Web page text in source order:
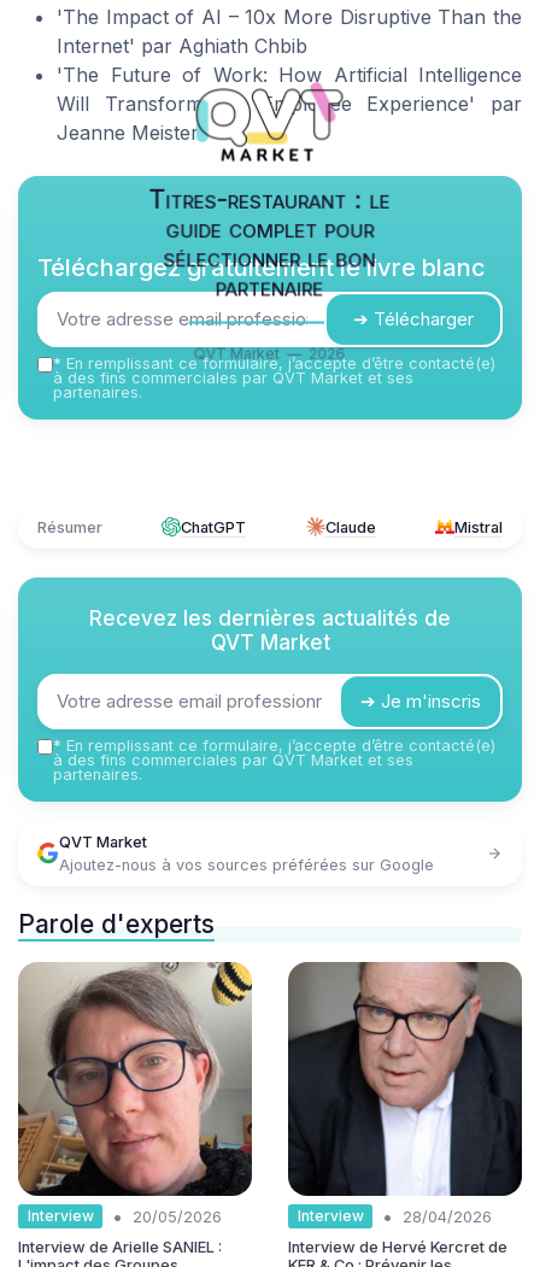
'The Impact of AI – 10x More Disruptive Than the
Internet' par Aghiath Chbib
'The Future of Work: How Artificial Intelligence
Will Transform the Employee Experience' par
Jeanne Meister
Titres-restaurant : le
guide complet pour
sélectionner le bon
partenaire
QVT Market — 2026
Téléchargez gratuitement le livre blanc
➔ Télécharger
* En remplissant ce formulaire, j’accepte d’être contacté(e)
à des fins commerciales par QVT Market et ses
partenaires.
Résumer ChatGPT Claude Mistral
Recevez les dernières actualités de
QVT Market
➔ Je m'inscris
* En remplissant ce formulaire, j’accepte d’être contacté(e)
à des fins commerciales par QVT Market et ses
partenaires.
QVT Market
Ajoutez-nous à vos sources préférées sur Google
Parole d'experts
Interview •
20/05/2026
Interview de Arielle SANIEL :
Interview •
28/04/2026
Interview de Hervé Kercret de